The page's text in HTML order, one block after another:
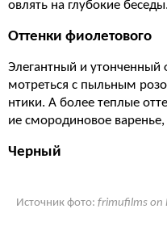
овлять на глубокие беседы.
Оттенки фиолетового
Элегантный и утонченный
мотреться с пыльным
нтики. А более теплые
ие смородиновое
Черный
Источник фото: frimufilms on